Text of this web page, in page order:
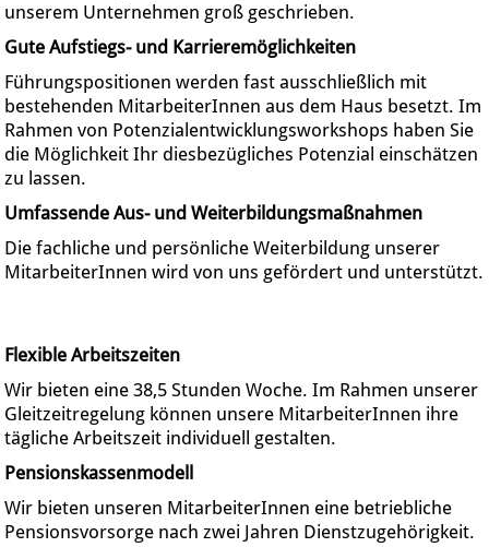
unserem Unternehmen groß geschrieben.
Gute Aufstiegs- und Karrieremöglichkeiten
Führungspositionen werden fast ausschließlich mit
bestehenden MitarbeiterInnen aus dem Haus besetzt. Im
Rahmen von Potenzialentwicklungsworkshops haben Sie
die Möglichkeit Ihr diesbezügliches Potenzial einschätzen
zu lassen.
Umfassende Aus- und Weiterbildungsmaßnahmen
Die fachliche und persönliche Weiterbildung unserer
MitarbeiterInnen wird von uns gefördert und unterstützt.
Flexible Arbeitszeiten
Wir bieten eine 38,5 Stunden Woche. Im Rahmen unserer
Gleitzeitregelung können unsere MitarbeiterInnen ihre
tägliche Arbeitszeit individuell gestalten.
Pensionskassenmodell
Wir bieten unseren MitarbeiterInnen eine betriebliche
Pensionsvorsorge nach zwei Jahren Dienstzugehörigkeit.